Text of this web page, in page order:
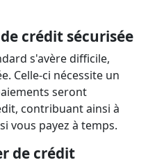
crédit sécurisée
s'avère difficile,
Celle-ci nécessite un
seront
contribuant ainsi à
si vous payez à temps.
de crédit